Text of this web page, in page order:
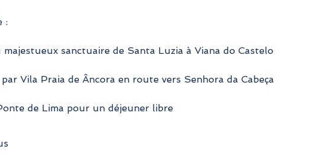
:
majestueux sanctuaire de Santa Luzia à Viana do Castelo
par Vila Praia de Âncora en route vers Senhora da Cabeça
de Lima pour un déjeuner libre